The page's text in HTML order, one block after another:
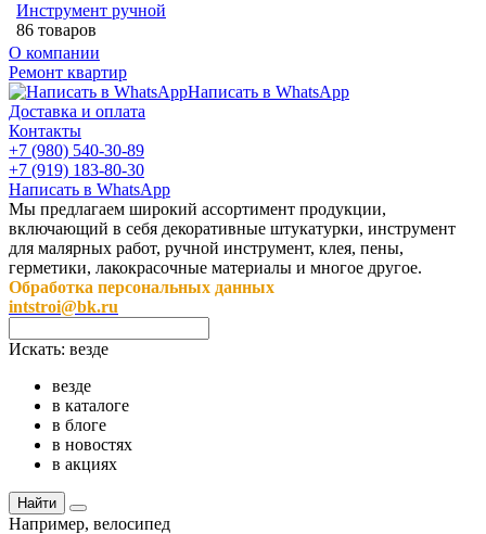
Инструмент ручной
86 товаров
О компании
Ремонт квартир
Написать в WhatsApp
Доставка и оплата
Контакты
+7 (980) 540-30-89
+7 (919) 183-80-30
Написать в WhatsApp
Мы предлагаем широкий ассортимент продукции,
включающий в себя декоративные штукатурки, инструмент
для малярных работ, ручной инструмент, клея, пены,
герметики, лакокрасочные материалы и многое другое.
Обработка персональных данных
intstroi@bk.ru
Искать: везде
везде
в каталоге
в блоге
в новостях
в акциях
Найти
Например, велосипед